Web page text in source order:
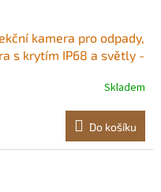
kamera pro odpady,
s krytím IP68 a světly -
Nastavitelný jas
displej<br/
Skladem
Do košíku